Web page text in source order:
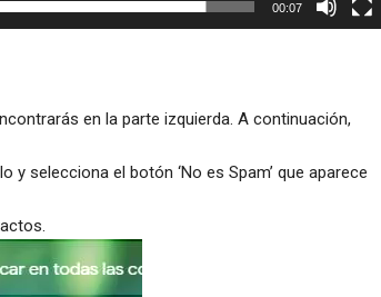
00:07
en la parte izquierda. A continuación,
y selecciona el botón ‘No es Spam’ que aparece